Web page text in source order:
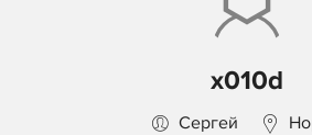
x010d
Сергей